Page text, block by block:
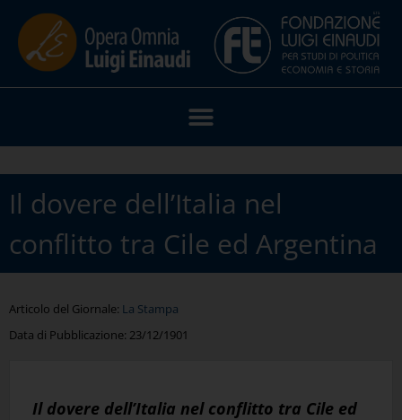
Il dovere dell’Italia nel
conflitto tra Cile ed Argentina
Articolo del Giornale: La Stampa
Data di Pubblicazione: 23/12/1901
Il dovere dell’Italia nel conflitto tra Cile ed